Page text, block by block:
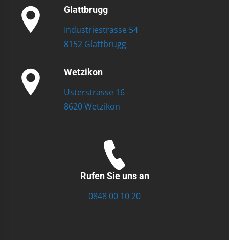
Glattbrugg
Industriestrasse 54
8152 Glattbrugg
Wetzikon
Usterstrasse 16
8620 Wetzikon
Rufen Sie uns an
0848 00 10 20